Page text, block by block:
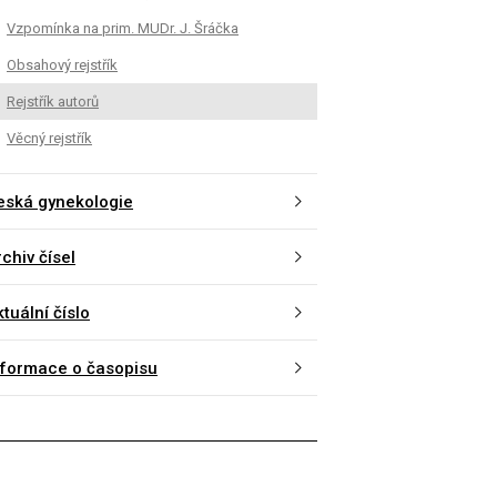
Vzpomínka na prim. MUDr. J. Šráčka
Obsahový rejstřík
Rejstřík autorů
Věcný rejstřík
gynekologie
čísel
číslo
o časopisu